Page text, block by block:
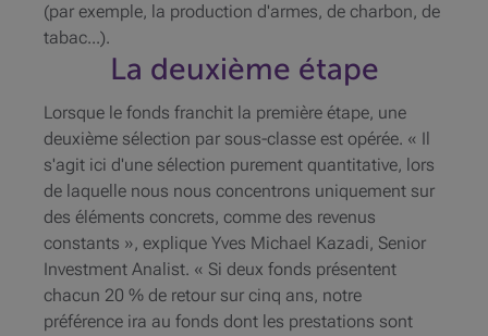
(par exemple, la production d'armes, de charbon, de
tabac...).
La deuxième étape
Lorsque le fonds franchit la première étape, une
deuxième sélection par sous-classe est opérée. « Il
s'agit ici d'une sélection purement quantitative, lors
de laquelle nous nous concentrons uniquement sur
des éléments concrets, comme des revenus
constants », explique Yves Michael Kazadi, Senior
Investment Analist. « Si deux fonds présentent
chacun 20 % de retour sur cinq ans, notre
préférence ira au fonds dont les prestations sont